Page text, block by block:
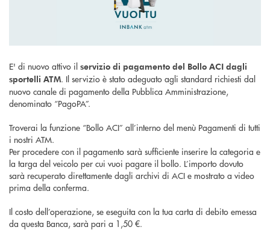
E' di nuovo attivo il servizio di pagamento del Bollo ACI dagli
sportelli ATM. Il servizio è stato adeguato agli standard richiesti dal
nuovo canale di pagamento della Pubblica Amministrazione,
denominato “PagoPA”.
Troverai la funzione “Bollo ACI” all’interno del menù Pagamenti di tutti
i nostri ATM.
Per procedere con il pagamento sarà sufficiente inserire la categoria e
la targa del veicolo per cui vuoi pagare il bollo. L’importo dovuto
sarà recuperato direttamente dagli archivi di ACI e mostrato a video
prima della conferma.
Il costo dell’operazione, se eseguita con la tua carta di debito emessa
da questa Banca, sarà pari a 1,50 €.